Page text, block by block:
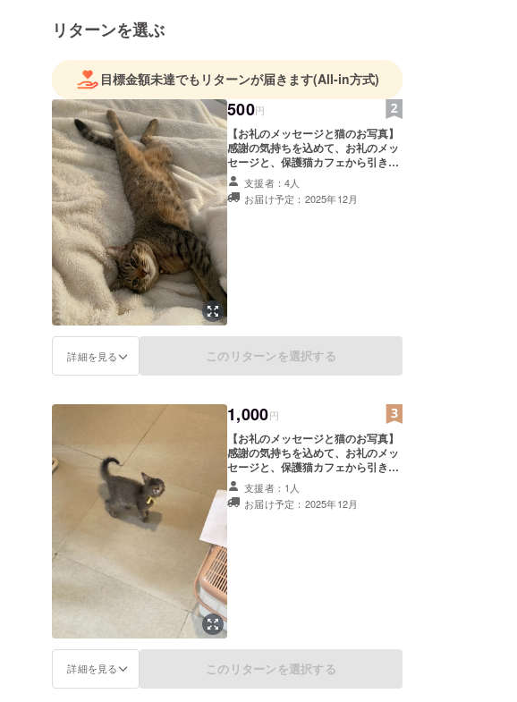
リターンを選ぶ
目標金額未達でもリターンが届きます(All-in方式)
500円
【お礼のメッセージと猫のお写真】
感謝の気持ちを込めて、お礼のメッ
セージと、保護猫カフェから引き
取った元保護猫のうちの子の幸せに
暮らす写真をお送りします。 このリ
ターンは1,000円、2,000円のリター
支援者：4人
お届け予定：2025年12月
詳細を見る このリターンを選択する
1,000円
【お礼のメッセージと猫のお写真】
感謝の気持ちを込めて、お礼のメッ
セージと、保護猫カフェから引き
取った元保護猫のうちの子の幸せに
暮らす写真をお送りします。 このリ
ターンは2,000円のリターンと同じ
支援者：1人
お届け予定：2025年12月
詳細を見る このリターンを選択する